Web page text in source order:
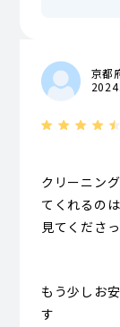
京都
クリーニン
てくれるの
見てくださ
もう少しお
す